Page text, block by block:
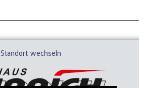
Standort wechseln